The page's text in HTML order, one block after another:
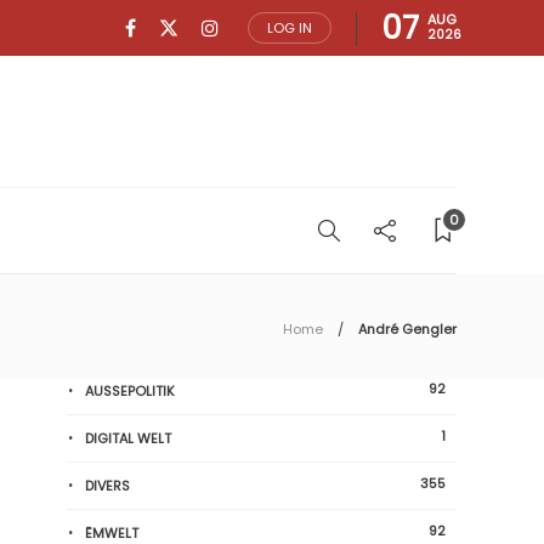
LOG IN 07 AUG
2026
0
Home André Gengler
AUSSEPOLITIK 92
DIGITAL WELT 1
DIVERS 355
ËMWELT 92